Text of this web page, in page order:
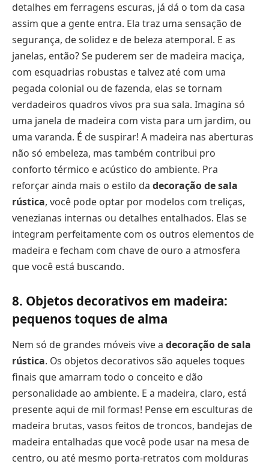
detalhes em ferragens escuras, já dá o tom da casa
assim que a gente entra. Ela traz uma sensação de
segurança, de solidez e de beleza atemporal. E as
janelas, então? Se puderem ser de madeira maciça,
com esquadrias robustas e talvez até com uma
pegada colonial ou de fazenda, elas se tornam
verdadeiros quadros vivos pra sua sala. Imagina só
uma janela de madeira com vista para um jardim, ou
uma varanda. É de suspirar! A madeira nas aberturas
não só embeleza, mas também contribui pro
conforto térmico e acústico do ambiente. Pra
reforçar ainda mais o estilo da decoração de sala
rústica, você pode optar por modelos com treliças,
venezianas internas ou detalhes entalhados. Elas se
integram perfeitamente com os outros elementos de
madeira e fecham com chave de ouro a atmosfera
que você está buscando.
8. Objetos decorativos em madeira:
pequenos toques de alma
Nem só de grandes móveis vive a decoração de sala
rústica. Os objetos decorativos são aqueles toques
finais que amarram todo o conceito e dão
personalidade ao ambiente. E a madeira, claro, está
presente aqui de mil formas! Pense em esculturas de
madeira brutas, vasos feitos de troncos, bandejas de
madeira entalhadas que você pode usar na mesa de
centro, ou até mesmo porta-retratos com molduras